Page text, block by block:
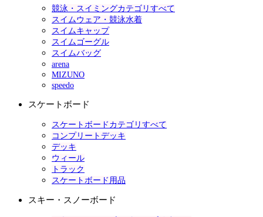
競泳・スイミングカテゴリすべて
スイムウェア・競泳水着
スイムキャップ
スイムゴーグル
スイムバッグ
arena
MIZUNO
speedo
スケートボード
スケートボードカテゴリすべて
コンプリートデッキ
デッキ
ウィール
トラック
スケートボード用品
スキー・スノーボード